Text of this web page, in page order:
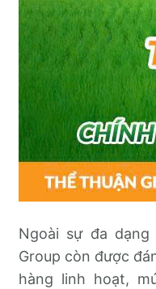
Ngoài sự đa dạng
Group còn được
hàng linh hoạt,